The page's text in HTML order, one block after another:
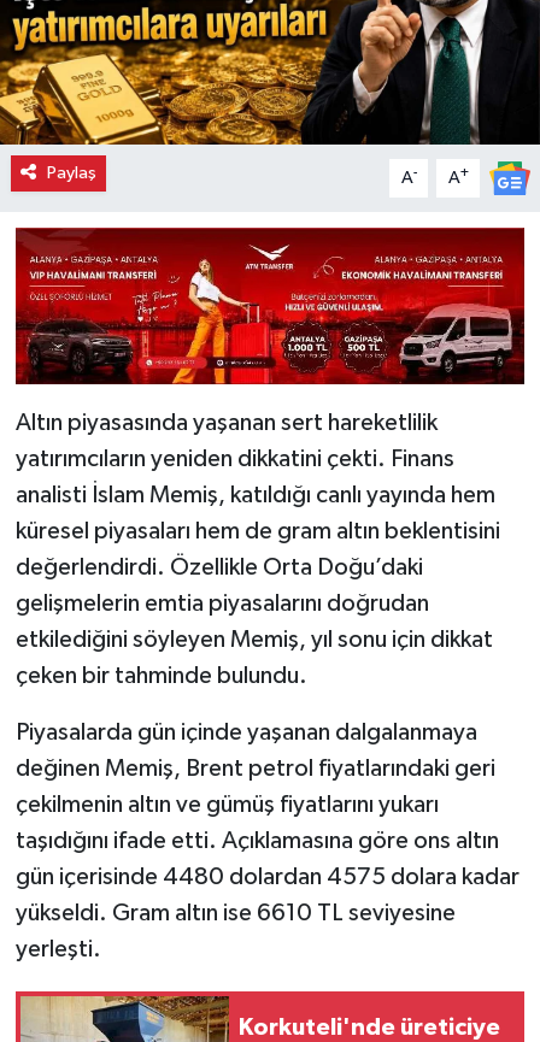
Paylaş A- A+
Altın piyasasında yaşanan sert hareketlilik
yatırımcıların yeniden dikkatini çekti. Finans
analisti İslam Memiş, katıldığı canlı yayında hem
küresel piyasaları hem de gram altın beklentisini
değerlendirdi. Özellikle Orta Doğu’daki
gelişmelerin emtia piyasalarını doğrudan
etkilediğini söyleyen Memiş, yıl sonu için dikkat
çeken bir tahminde bulundu.
Piyasalarda gün içinde yaşanan dalgalanmaya
değinen Memiş, Brent petrol fiyatlarındaki geri
çekilmenin altın ve gümüş fiyatlarını yukarı
taşıdığını ifade etti. Açıklamasına göre ons altın
gün içerisinde 4480 dolardan 4575 dolara kadar
yükseldi. Gram altın ise 6610 TL seviyesine
yerleşti.
Korkuteli'nde üreticiye